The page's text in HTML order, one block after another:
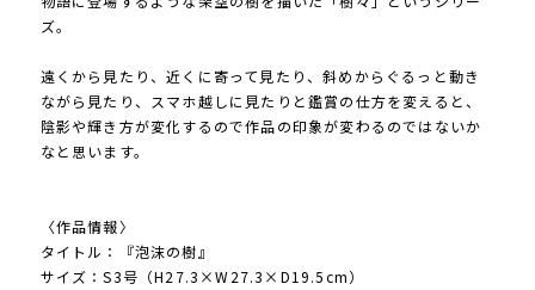
ズ。
遠くから見たり、近くに寄って見たり、斜めからぐるっと動き
ながら見たり、スマホ越しに見たりと鑑賞の仕方を変えると、
陰影や輝き方が変化するので作品の印象が変わるのではないか
なと思います。
〈作品情報〉
タイトル：『泡沫の樹』
サイズ：S3号（H27.3×W27.3×D19.5cm）